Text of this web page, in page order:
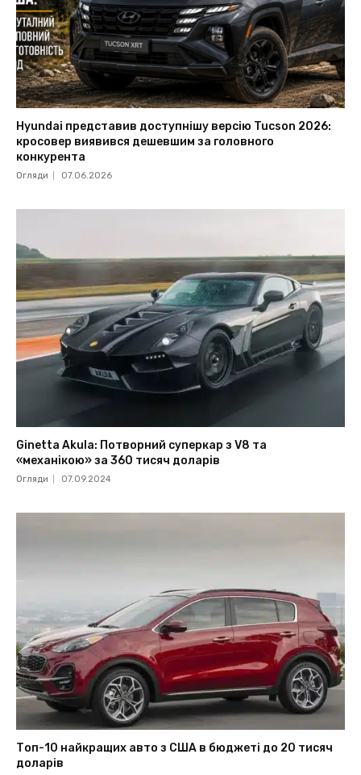
Hyundai представив доступнішу версію Tucson 2026:
кросовер виявився дешевшим за головного
конкурента
Огляди 07.06.2026
Ginetta Akula: Потворний суперкар з V8 та
«механікою» за 360 тисяч доларів
Огляди 07.09.2024
Топ-10 найкращих авто з США в бюджеті до 20 тисяч
доларів